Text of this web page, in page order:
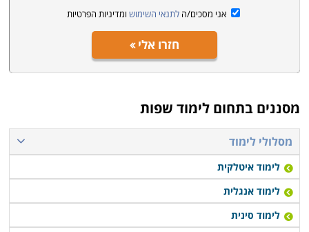
אני מסכים/ה לתנאי השימוש ומדיניות הפרטיות
חזרו אלי
מסננים בתחום לימוד שפות
מסלולי לימוד
לימוד איטלקית
לימוד אנגלית
לימוד סינית